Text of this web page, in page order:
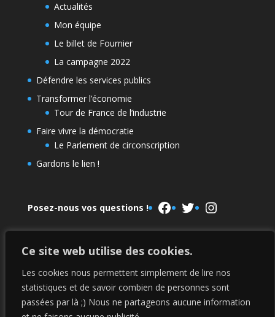
Ce site web utilise des cookies.
Les cookies nous permettent simplement de lire nos
statistiques et de savoir combien de personnes sont
passées par là ;) Nous ne partageons aucune information
Actualités
Mon équipe
Le billet de Fournier
La campagne 2022
Défendre les services publics
Transformer l’économie
Tour de France de l’industrie
Faire vivre la démocratie
Le Parlement de circonscription
Gardons le lien !
Posez-nous vos questions ! Facebook
TwitterInstagram
Le Parlement de la NUPES La campagne 2022
Mentions légales